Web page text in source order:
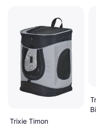
Trixie Timon